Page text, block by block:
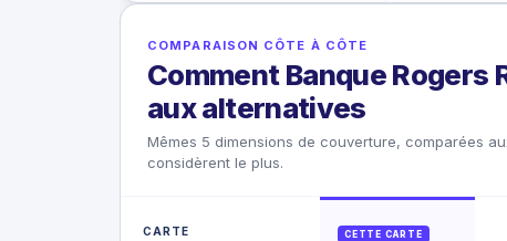
COMPARAISON CÔTE À CÔTE
Comment Banque Rogers
aux alternatives
Mêmes 5 dimensions de couverture, comparées
considèrent le plus.
CARTE CETTE CARTE